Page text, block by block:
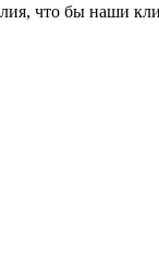
что бы наши